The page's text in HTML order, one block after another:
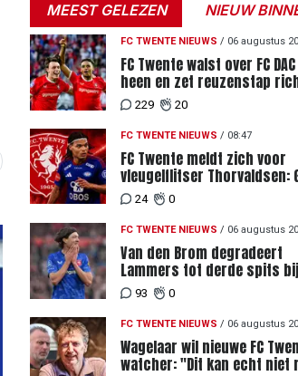
MEEST GELEZEN NIEUW
FC TWENTE NIEUWS / 06 augustus
FC Twente walst over FC
heen en zet reuzenstap
de play-offs
229 20
FC TWENTE NIEUWS / 08:47
FC Twente meldt zich voor
vleugelflitser Thorvaldsen:
licht voor miljoenenbod
24 0
FC TWENTE NIEUWS / 06 augustus
Van den Brom degradeert
Lammers tot derde spits bij
Twente
93 0
FC TWENTE NIEUWS / 06 augustus
Wagelaar wil nieuwe FC
watcher: "Dit kan echt niet